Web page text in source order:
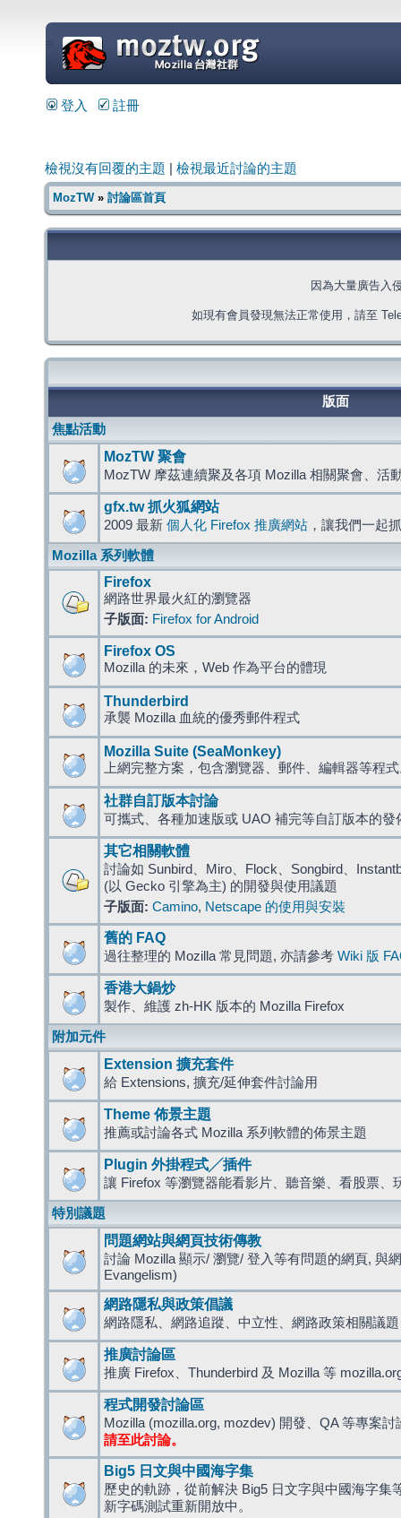
=
登入 註冊
檢視沒有回覆的主題 檢視最近討論的主題
MozTW» 討論區首頁
因為大量廣告入
如現有會員發現無法正常使用，請至
版面
焦點活動
MozTW 聚會
MozTW 摩茲連續聚及各項 Mozilla 相關聚會、活
gfx.tw 抓火狐網站
2009 最新 個人化 Firefox 推廣網站 ，讓我們一起
Mozilla 系列軟體
Firefox
網路世界最火紅的瀏覽器
子版面: Firefox for Android
Firefox OS
Mozilla 的未來，Web 作為平台的體現
Thunderbird
承襲 Mozilla 血統的優秀郵件程式
Mozilla Suite (SeaMonkey)
上網完整方案，包含瀏覽器、郵件、編輯器等程
社群自訂版本討論
可攜式、各種加速版或 UAO 補完等自訂版本的發
其它相關軟體
討論如 Sunbird、Miro、Flock、Songbird、
(以 Gecko 引擎為主) 的開發與使用議題
子版面: Camino, Netscape 的使用與安裝
舊的 FAQ
過往整理的 Mozilla 常見問題, 亦請參考 Wiki 版
香港大鍋炒
製作、維護 zh-HK 版本的 Mozilla Firefox
附加元件
Extension 擴充套件
給 Extensions, 擴充/延伸套件討論用
Theme 佈景主題
推薦或討論各式 Mozilla 系列軟體的佈景主題
Plugin 外掛程式╱插件
讓 Firefox 等瀏覽器能看影片、聽音樂、看股票、
特別議題
問題網站與網頁技術傳教
討論 Mozilla 顯示/ 瀏覽/ 登入等有問題的網頁, 與
Evangelism)
網路隱私與政策倡議
網路隱私、網路追蹤、中立性、網路政策相關議題
推廣討論區
推廣 Firefox、Thunderbird 及 Mozilla 等
程式開發討論區
Mozilla (mozilla.org, mozdev) 開發、QA 等專案討
請至此討論。
Big5 日文與中國海字集
歷史的軌跡，從前解決 Big5 日文字與中國海字集
新字碼測試重新開放中。